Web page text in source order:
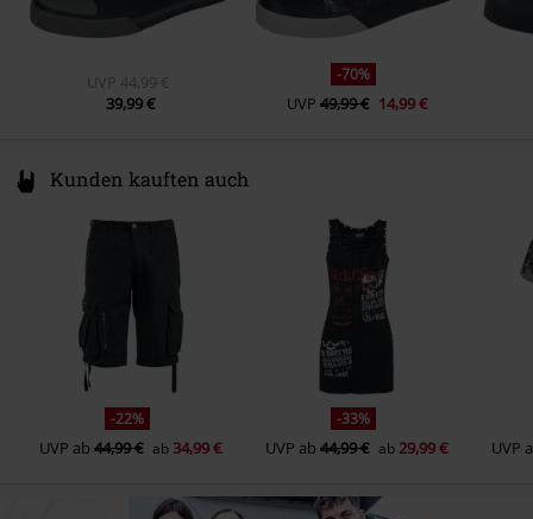
Schuhspitze
Rund
UVP 44,99 €
39,99 €
-70%
UVP 49,99 € 14,99 €
Kunden kauften auch
-22%
UVP ab44,99 € ab34,99 €
-33%
UVP ab 44,99 € ab 29,99 € UVP